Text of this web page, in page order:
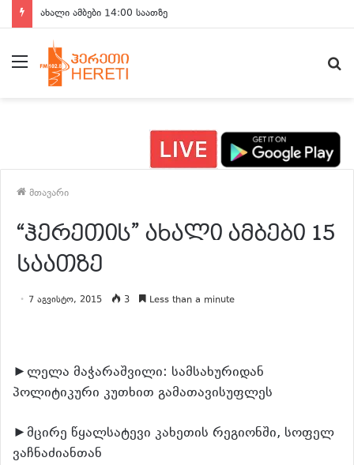
ახალი ამბები 14:00 საათზე
მენიუ
მთავარი
“ჰერეთის” ახალი ამბები 15
საათზე
7 აგვისტო, 2015 3 Less than a minute
►ლელა მაჭარაშვილი: სამსახურიდან
პოლიტიკური კუთხით გამათავისუფლეს
►მცირე წყალსატევი კახეთის რეგიონში, სოფელ
ვაჩნაძიანთან